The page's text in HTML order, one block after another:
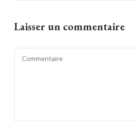
Laisser un commentaire